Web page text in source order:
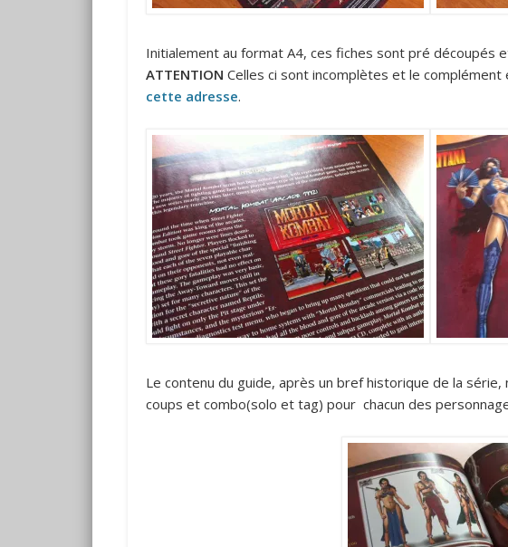
Initialement au format A4, ces fiches sont pré découpés
ATTENTION Celles ci sont incomplètes et le
cette adresse.
Le contenu du guide, après un bref historique de la
coups et combo(solo et tag) pour chacun des